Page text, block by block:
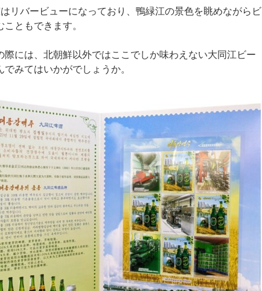
リバービューになっており、鴨緑江の景色を眺めながらビ
こともできます。
には、北朝鮮以外ではここでしか味わえない大同江ビー
でみてはいかがでしょうか。